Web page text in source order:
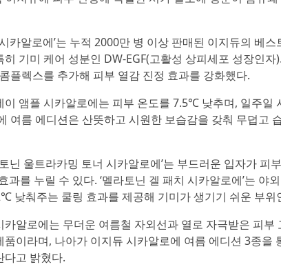
카알로에’는 누적 2000만 병 이상 판매된 이지듀의 베스
히 기미 케어 성분인 DW-EGF(고활성 상피세포 성장인
플렉스를 추가해 피부 열감 진정 효과를 강화했다.
앰플 시카알로에는 피부 온도를 7.5℃ 낮추며, 일주일
여름 에디션은 산뜻하고 시원한 보습감을 갖춰 무덥고
닌 울트라카밍 토너 시카알로에’는 부드러운 입자가 피
과를 누릴 수 있다. ‘멜라토닌 겔 패치 시카알로에’는 야
낮춰주는 쿨링 효과를 제공해 기미가 생기기 쉬운 부위
알로에는 무더운 여름철 자외선과 열로 자극받은 피
이라며, 나아가 이지듀 시카알로에 여름 에디션 3종을
다고 밝혔다.